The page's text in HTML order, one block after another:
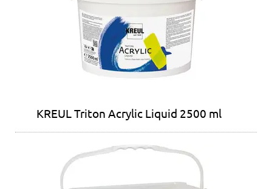
KREUL Triton Acrylic Liquid 2500 ml